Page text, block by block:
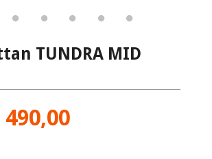
TUNDRA MID
490,00